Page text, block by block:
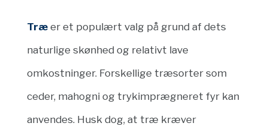
Træ er et populært valg på grund af dets
naturlige skønhed og relativt lave
omkostninger. Forskellige træsorter som
ceder, mahogni og trykimprægneret fyr kan
anvendes. Husk dog, at træ kræver